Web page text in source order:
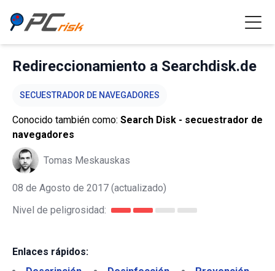
Redireccionamiento a Searchdisk.de
SECUESTRADOR DE NAVEGADORES
Conocido también como: Search Disk - secuestrador de
navegadores
Tomas Meskauskas
08 de Agosto de 2017 (actualizado)
Nivel de peligrosidad:
Enlaces rápidos: